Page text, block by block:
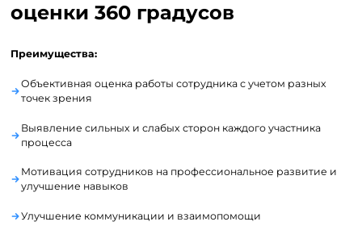
оценки 360 градусов
Преимущества:
Объективная оценка работы сотрудника с учетом разных
точек зрения
Выявление сильных и слабых сторон каждого участника
процесса
Мотивация сотрудников на профессиональное развитие и
улучшение навыков
Улучшение коммуникации и взаимопомощи